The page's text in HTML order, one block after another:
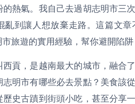
熱氣。我自己去過胡志明市三
亂到讓人想放棄走路。這篇文
旅遊的實用經驗，幫你避開陷阱
貢，是越南最大的城市，融合
明市有哪些必去景點？美食該
史古蹟到街頭小吃，甚至分享